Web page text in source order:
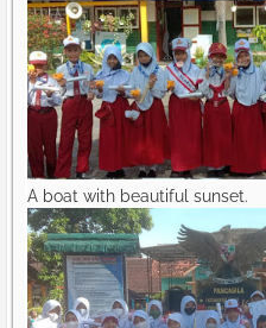
A boat with beautiful sunset.